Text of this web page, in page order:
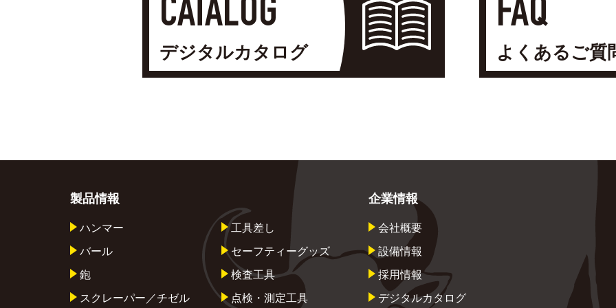
CATALOG
デジタルカタログ
FAQ
よくあるご質
製品情報
ハンマー
バール
鉋
スクレーパー／チゼル
工具差し
セーフティーグッズ
検査工具
点検・測定工具
企業情報
会社概要
設備情報
採用情報
デジタルカタログ